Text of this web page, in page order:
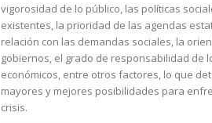
vigorosidad de lo público, las políticas
existentes, la prioridad de las agendas
relación con las demandas sociales, la
gobiernos, el grado de responsabilidad de
económicos, entre otros factores, lo que
mayores y mejores posibilidades para
crisis.